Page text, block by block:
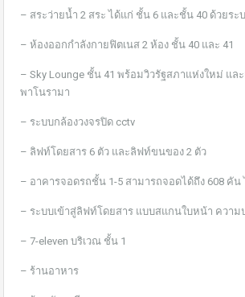
– สระว่ายน้ำ 2 สระ ได้แก่ ชั้น 6 และชั้น 40 ด้วยระ
– ห้องออกกำลังกายฟิตเนส 2 ห้อง ชั้น 40 และ 41
– Sky Lounge ชั้น 41 พร้อมวิวรัฐสภาแห่งใหม่ แล
พาโนรามา
– ระบบกล้องวงจรปิด cctv
– ลิฟท์โดยสาร 6 ตัว และลิฟท์ขนของ 2 ตัว
– อาคารจอดรถชั้น 1-5 สามารถจอดได้ถึง 608 คั
– ระบบเข้าสู่ลิฟท์โดยสาร แบบสแกนใบหน้า ความ
– 7-eleven บริเวณ ชั้น 1
– ร้านอาหาร